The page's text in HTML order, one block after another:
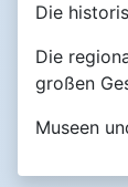
Die
Die
großen
Museen